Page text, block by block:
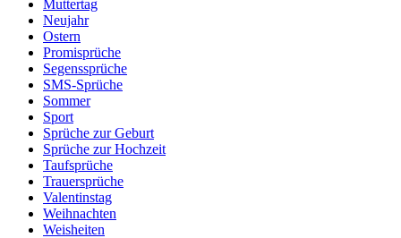
Muttertag
Neujahr
Ostern
Promisprüche
Segenssprüche
SMS-Sprüche
Sommer
Sport
Sprüche zur Geburt
Sprüche zur Hochzeit
Taufsprüche
Trauersprüche
Valentinstag
Weihnachten
Weisheiten